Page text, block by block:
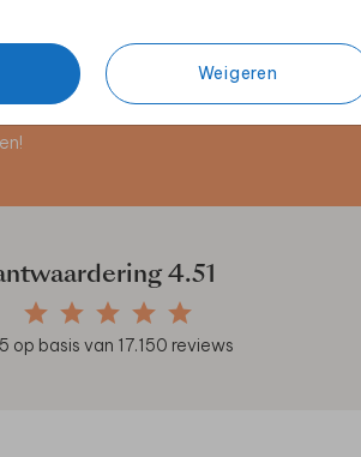
Weigeren
4.51
op basis van 17.150 reviews